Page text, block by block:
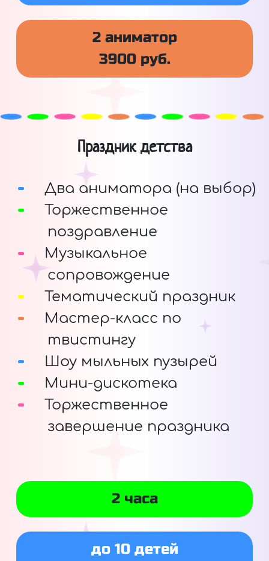
2 аниматор
3900 руб.
Праздник детства
Два аниматора (на выбор)
Торжественное
поздравление
Музыкальное
сопровождение
Тематический праздник
Мастер-класс по
твистингу
Шоу мыльных пузырей
Мини-дискотека
Торжественное
завершение праздника
2 часа
до 10 детей